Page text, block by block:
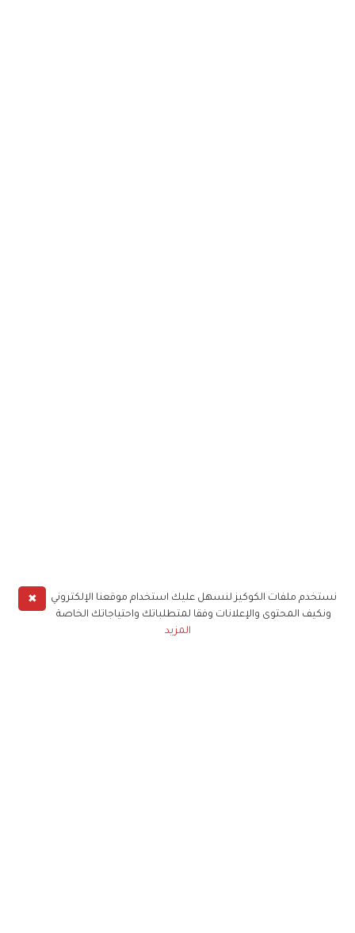
✖
نستخدم ملفات الكوكيز لنسهل عليك استخدام موقعنا الإلكتروني
ونكيف المحتوى والإعلانات وفقا لمتطلباتك واحتياجاتك الخاصة
المزيد